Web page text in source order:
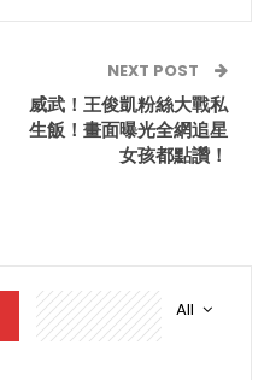
NEXT POST
威武！王俊凱粉絲大戰私
生飯！畫面曝光全網追星
女孩都點讚！
All